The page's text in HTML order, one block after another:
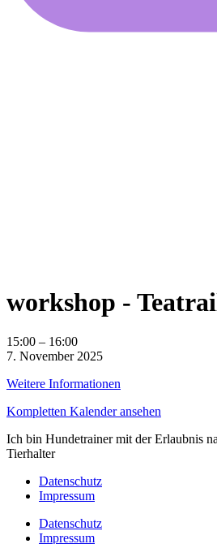
workshop -
workshop
-
Nasenarbeit
15:00 – 16:00
7. November 2025
Weitere Informationen
Kompletten Kalender ansehen
Ich bin Hundetrainer mit der Erlaubnis
Tierhalter
Datenschutz
Impressum
Datenschutz
Impressum